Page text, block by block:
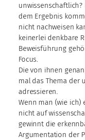
unwissenschaftlich?
dem Ergebnis
nicht nachweisen
keinerlei denkbare
Beweisführung
Focus.
Die von ihnen
mal das Thema der
adressieren.
Wenn man (wie ich)
nicht auf
gewinnt die
Argumentation der